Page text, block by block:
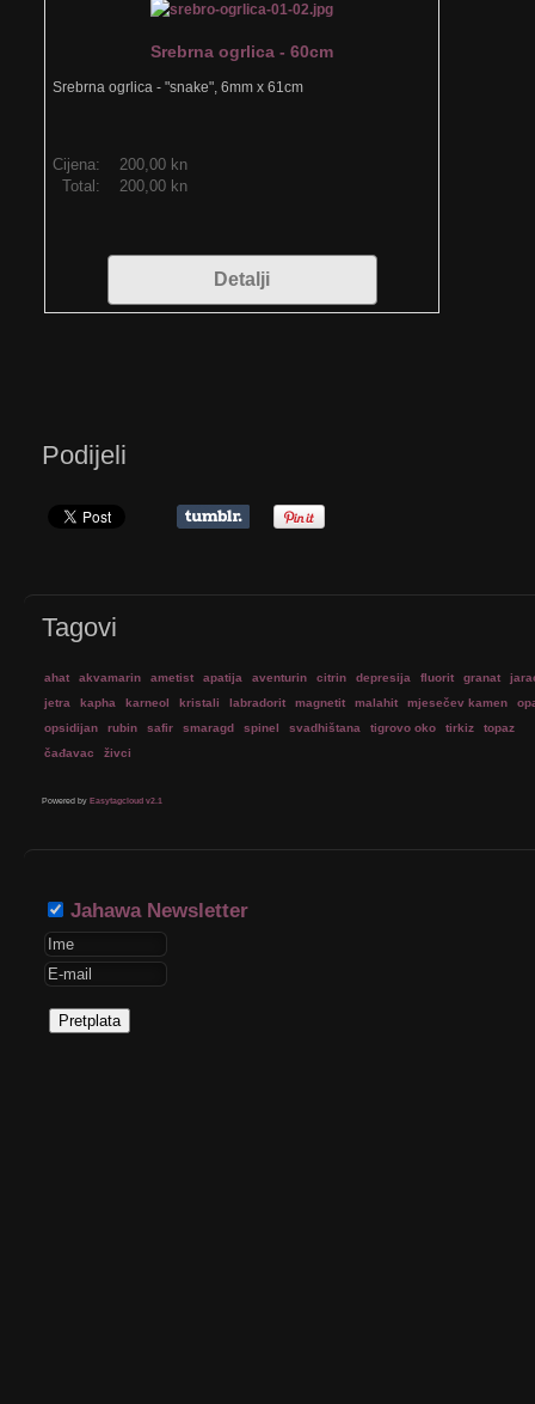
Srebrna ogrlica - 60cm
Srebrna ogrlica - "snake", 6mm x 61cm
Cijena:
200,00 kn
Total:
200,00 kn
Detalji
Podijeli
Tagovi
ahat akvamarin ametist apatija aventurin citrin depresija fluorit granat
jetra
kapha karneol kristali labradorit magnetit malahit mjesečev kamen
opsidijan
rubin safir smaragd spinel svadhištana tigrovo oko tirkiz
topaz
čađavac
živci
Powered by Easytagcloud v2.1
Jahawa Newsletter